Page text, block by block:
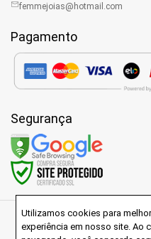
femmejoias@hotmail.com
Pagamento
Segurança
Rua Antônio Palermo - Parque
Paulo
Utilizamos cookies para
experiência em nosso site. Ao